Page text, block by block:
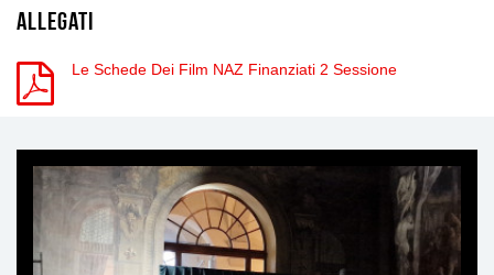
Allegati
Le Schede Dei Film NAZ Finanziati 2 Sessione
Ti
può
interessare